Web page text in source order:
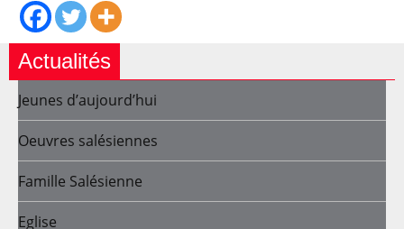
Actualités
Jeunes d’aujourd’hui
Oeuvres salésiennes
Famille Salésienne
Eglise